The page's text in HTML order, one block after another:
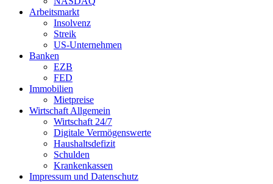
Arbeitsmarkt
Insolvenz
Streik
US-Unternehmen
Banken
EZB
FED
Immobilien
Mietpreise
Wirtschaft Allgemein
Wirtschaft 24/7
Digitale Vermögenswerte
Haushaltsdefizit
Schulden
Krankenkassen
Impressum und Datenschutz